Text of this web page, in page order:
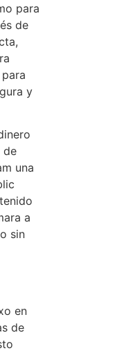
para
de
y
de
una
a
sin
en
de